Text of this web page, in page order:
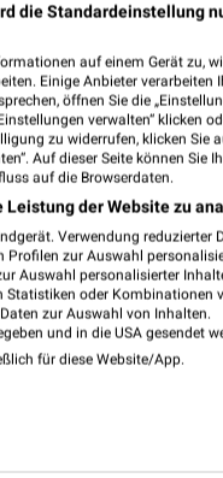
Bad Kissingen
die Standardeinstellung
auf einem Gerät zu,
Einige Anbieter
öffnen Sie die
verwalten“ klicken
zu widerrufen, klicken Sie
Auf dieser Seite können Sie
auf die Browserdaten.
der Website zu
Verwendung reduzierter
zur Auswahl
Auswahl personalisierter
oder Kombinationen
zur Auswahl von Inhalten.
und in die USA gesendet
für diese Website/App.